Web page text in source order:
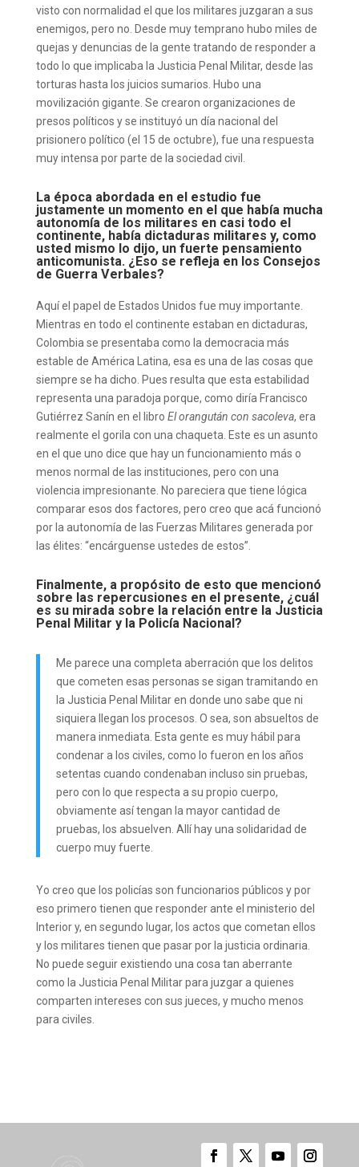
visto con normalidad el que los militares juzgaran a sus
enemigos, pero no. Desde muy temprano hubo miles de
quejas y denuncias de la gente tratando de responder a
todo lo que implicaba la Justicia Penal Militar, desde las
torturas hasta los juicios sumarios. Hubo una
movilización gigante. Se crearon organizaciones de
presos políticos y se instituyó un día nacional del
prisionero político (el 15 de octubre), fue una respuesta
muy intensa por parte de la sociedad civil.
La época abordada en el estudio fue
justamente un momento en el que había mucha
autonomía de los militares en casi todo el
continente, había dictaduras militares y, como
usted mismo lo dijo, un fuerte pensamiento
anticomunista. ¿Eso se refleja en los Consejos
de Guerra Verbales?
Aquí el papel de Estados Unidos fue muy importante.
Mientras en todo el continente estaban en dictaduras,
Colombia se presentaba como la democracia más
estable de América Latina, esa es una de las cosas que
siempre se ha dicho. Pues resulta que esta estabilidad
representa una paradoja porque, como diría Francisco
Gutiérrez Sanín en el libro El orangután con sacoleva, era
realmente el gorila con una chaqueta. Este es un asunto
en el que uno dice que hay un funcionamiento más o
menos normal de las instituciones, pero con una
violencia impresionante. No pareciera que tiene lógica
comparar esos dos factores, pero creo que acá funcionó
por la autonomía de las Fuerzas Militares generada por
las élites: “encárguense ustedes de estos”.
Finalmente, a propósito de esto que mencionó
sobre las repercusiones en el presente, ¿cuál
es su mirada sobre la relación entre la Justicia
Penal Militar y la Policía Nacional?
Me parece una completa aberración que los delitos
que cometen esas personas se sigan tramitando en
la Justicia Penal Militar en donde uno sabe que ni
siquiera llegan los procesos. O sea, son absueltos de
manera inmediata. Esta gente es muy hábil para
condenar a los civiles, como lo fueron en los años
setentas cuando condenaban incluso sin pruebas,
pero con lo que respecta a su propio cuerpo,
obviamente así tengan la mayor cantidad de
pruebas, los absuelven. Allí hay una solidaridad de
cuerpo muy fuerte.
Yo creo que los policías son funcionarios públicos y por
eso primero tienen que responder ante el ministerio del
Interior y, en segundo lugar, los actos que cometan ellos
y los militares tienen que pasar por la justicia ordinaria.
No puede seguir existiendo una cosa tan aberrante
como la Justicia Penal Militar para juzgar a quienes
comparten intereses con sus jueces, y mucho menos
para civiles.